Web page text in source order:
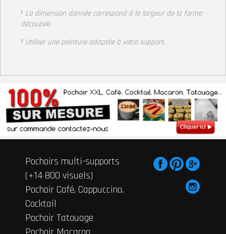
¹ La dimension donnée correspond à la largeur de la forme
découpée.
² Utiliser une peinture adaptée à votre support.
Pochoirs multi-supports
(+14 800 visuels)
Pochoir Café, Cappuccino,
Cocktail
Pochoir Tatouage